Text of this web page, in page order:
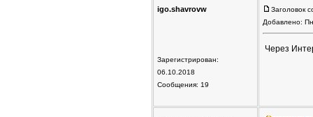
igo.shavrovw
Зарегистрирован:
06.10.2018
Сообщения: 19
Заголовок
Добавлено:
Через